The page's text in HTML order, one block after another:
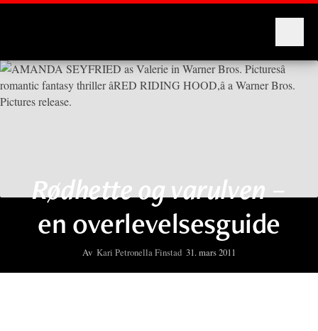
Rødhette og varulven–
en overlevelsesguide
Av Kari Petronella Finstad 31. mars 2011